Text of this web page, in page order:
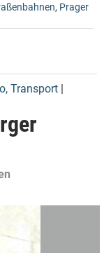
, Prager
Transport |